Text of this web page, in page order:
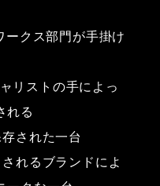
ークス部門が手掛け
リストの手によっ
れる
された一台
れるブランドによ